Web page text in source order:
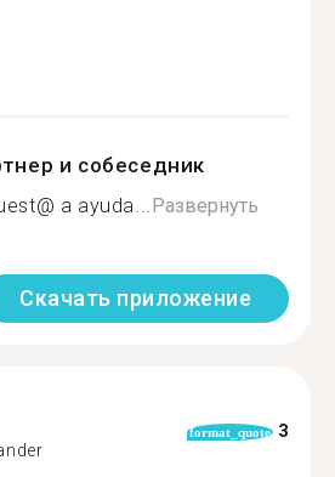
и собеседник
a ayuda... Развернуть
Скачать приложение
format_quote 3